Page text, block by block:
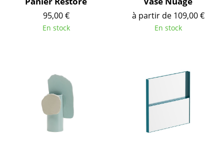
Figurines & Miniatures
Boîtes de rangement
Couvertures
95,00 €
En stock
à partir de 109,00 €
En stock